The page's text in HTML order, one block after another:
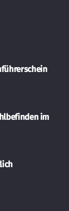
im